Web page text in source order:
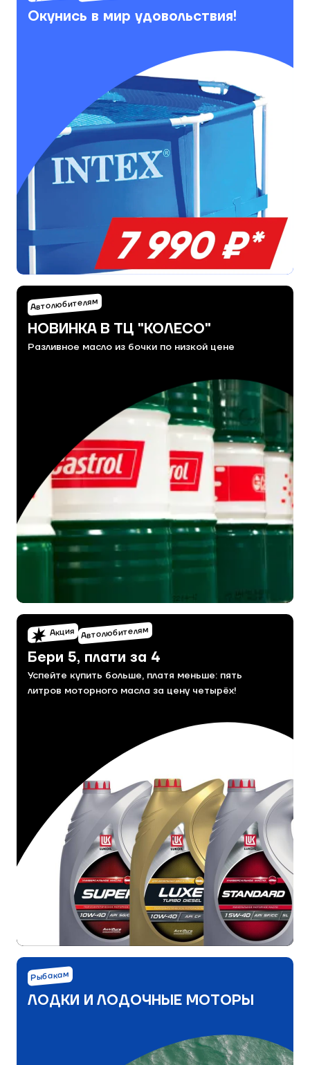
Окунись в мир удовольствия!
Автолюбителям
НОВИНКА В ТЦ "КОЛЕСО"
Разливное масло из бочки по низкой цене
Акция Автолюбителям
Бери 5, плати за 4
Успейте купить больше, платя меньше: пять
литров моторного масла за цену четырёх!
Рыбакам
ЛОДКИ И ЛОДОЧНЫЕ МОТОРЫ